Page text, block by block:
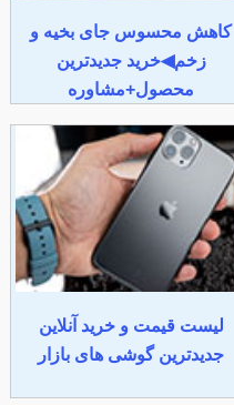
کاهش محسوس جای بخیه و
زخم◀خرید جدیدترین
محصول+مشاوره
لیست قیمت و خرید آنلاین
جدیدترین گوشی های بازار